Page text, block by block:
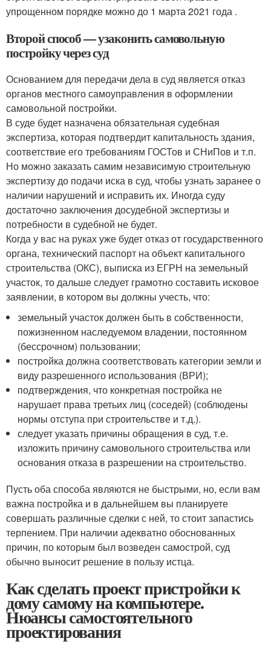
упрощенном порядке можно до 1 марта 2021 года .
Второй способ — узаконить самовольную
постройку через суд
Основанием для передачи дела в суд является отказ
органов местного самоуправления в оформлении
самовольной постройки.
В суде будет назначена обязательная судебная
экспертиза, которая подтвердит капитальность здания,
соответствие его требованиям ГОСТов и СНиПов и т.п.
Но можно заказать самим независимую строительную
экспертизу до подачи иска в суд, чтобы узнать заранее о
наличии нарушений и исправить их. Иногда суду
достаточно заключения досудебной экспертизы и
потребности в судебной не будет.
Когда у вас на руках уже будет отказ от государственного
органа, технический паспорт на объект капитального
строительства (ОКС), выписка из ЕГРН на земельный
участок, то дальше следует грамотно составить исковое
заявлении, в котором вы должны учесть, что:
земельный участок должен быть в собственности,
пожизненном наследуемом владении, постоянном
(бессрочном) пользовании;
постройка должна соответствовать категории земли и
виду разрешенного использования (ВРИ);
подтверждения, что конкретная постройка не
нарушает права третьих лиц (соседей) (соблюдены
нормы отступа при строительстве и т.д.).
следует указать причины обращения в суд, т.е.
изложить причину самовольного строительства или
основания отказа в разрешении на строительство.
Пусть оба способа являются не быстрыми, но, если вам
важна постройка и в дальнейшем вы планируете
совершать различные сделки с ней, то стоит запастись
терпением. При наличии адекватно обоснованных
причин, по которым был возведен самострой, суд
обычно выносит решение в пользу истца.
Как сделать проект пристройки к
дому самому на компьютере.
Нюансы самостоятельного
проектирования